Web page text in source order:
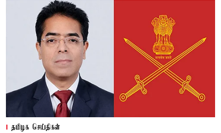
தமிழக செய்திகள்